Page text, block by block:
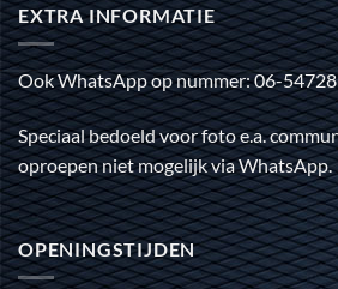
EXTRA INFORMATIE
Ook WhatsApp op nummer: 06-
Speciaal bedoeld voor foto e.a.
oproepen niet mogelijk via WhatsApp.
OPENINGSTIJDEN